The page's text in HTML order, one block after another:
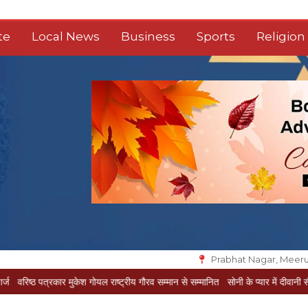
Local News Business Sports Religion
Prabhat Nagar,
मुकेश गोयल राष्ट्रीय गौरव सम्मान से सम्मानित सोनी के प्यार में दीवानी सीता पहुंची